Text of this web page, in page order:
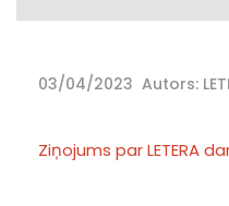
03/04/2023 Autors:
Ziņojums par LETERA